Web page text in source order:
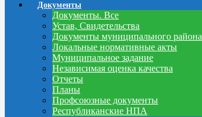
Документы
Документы. Все
Устав, Свидетельства
Документы муниципального района
Локальные нормативные акты
Муниципальное задание
Независимая оценка качества
Отчеты
Планы
Профсоюзные документы
Республиканские НПА